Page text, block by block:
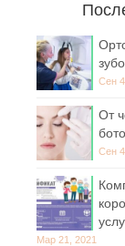
Сен
От
Сен
Мар 21, 2021